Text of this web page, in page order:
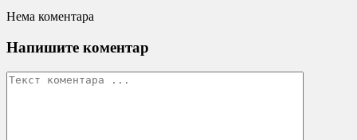
Нема коментара
Напишите коментар